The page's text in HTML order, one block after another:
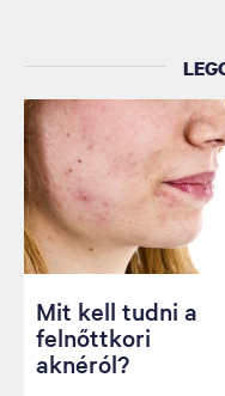
Mit kell tudni a
felnőttkori
aknéról?